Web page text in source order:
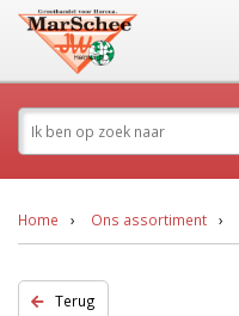
Home Ons assortiment
Terug